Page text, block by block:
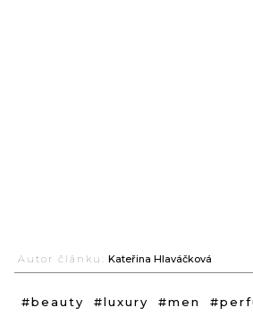
Autor článku: Kateřina Hlaváčková
#beauty #luxury #men